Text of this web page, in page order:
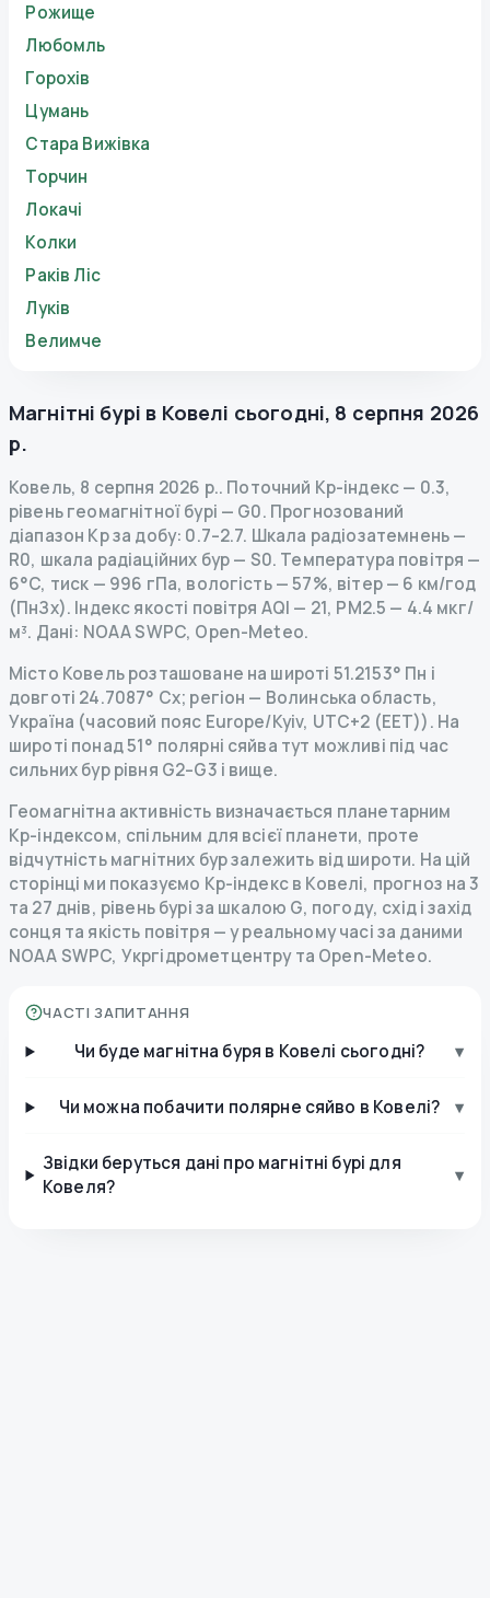
Рожище
Любомль
Горохів
Цумань
Стара Вижівка
Торчин
Локачі
Колки
Раків Ліс
Луків
Велимче
Магнітні бурі в Ковелі сьогодні, 8 серпня 2026
р.
Ковель, 8 серпня 2026 р.. Поточний Kp-індекс— 0.3,
рівень геомагнітної бурі — G0. Прогнозований
діапазон Kp за добу: 0.7–2.7. Шкала радіозатемнень—
R0, шкала радіаційних бур— S0. Температура повітря —
6°C, тиск — 996 гПа, вологість — 57%, вітер — 6 км/год
(ПнЗх). Індекс якості повітря AQI — 21, PM2.5 — 4.4 мкг/
м³. Дані: NOAA SWPC, Open-Meteo.
Місто Ковель розташоване на широті 51.2153° Пн і
довготі 24.7087° Сх; регіон — Волинська область,
Україна (часовий пояс Europe/Kyiv, UTC+2 (EET)). На
широті понад 51° полярні сяйва тут можливі під час
сильних бур рівня G2–G3 і вище.
Геомагнітна активність визначається планетарним
Kp-індексом, спільним для всієї планети, проте
відчутність магнітних бур залежить від широти. На цій
сторінці ми показуємо Kp-індекс в Ковелі, прогноз на 3
та 27 днів, рівень бурі за шкалою G, погоду, схід і захід
сонця та якість повітря — у реальному часі за даними
NOAA SWPC, Укргідрометцентру та Open-Meteo.
ЧАСТІ ЗАПИТАННЯ
Чи буде магнітна буря в Ковелі сьогодні? ▾
Чи можна побачити полярне сяйво в Ковелі? ▾
Звідки беруться дані про магнітні бурі для
Ковеля?
▾